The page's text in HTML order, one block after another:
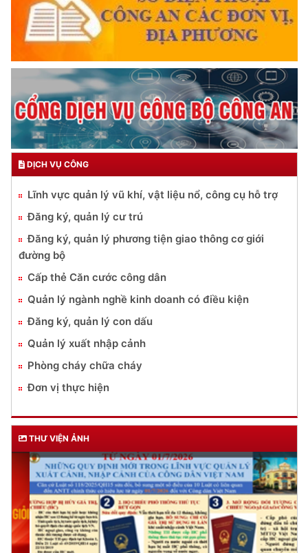
DỊCH VỤ CÔNG
Lĩnh vực quản lý vũ khí, vật liệu nổ, công cụ hỗ trợ
Đăng ký, quản lý cư trú
Đăng ký, quản lý phương tiện giao thông cơ giới
đường bộ
Cấp thẻ Căn cước công dân
Quản lý ngành nghề kinh doanh có điều kiện
Đăng ký, quản lý con dấu
Quản lý xuất nhập cảnh
Phòng cháy chữa cháy
Đơn vị thực hiện
THƯ VIỆN ẢNH